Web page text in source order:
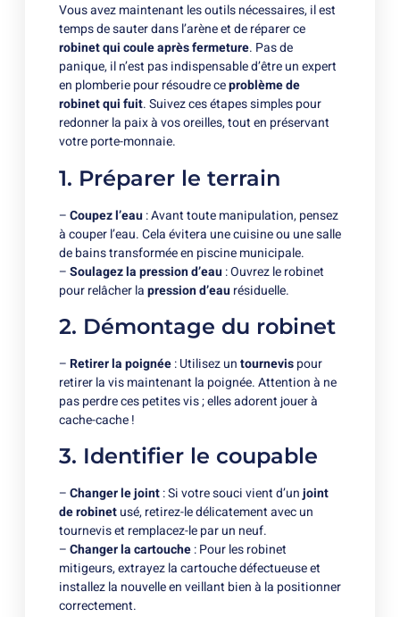
Vous avez maintenant les outils nécessaires, il est
temps de sauter dans l’arène et de réparer ce
robinet qui coule après fermeture. Pas de
panique, il n’est pas indispensable d’être un expert
en plomberie pour résoudre ceproblème de
robinet qui fuit. Suivez ces étapes simples pour
redonner la paix à vos oreilles, tout en préservant
votre porte-monnaie.
1. Préparer le terrain
–Coupez l’eau: Avant toute manipulation, pensez
à couper l’eau. Cela évitera une cuisine ou une salle
de bains transformée en piscine municipale.
–Soulagez la pression d’eau: Ouvrez le robinet
pour relâcher lapression d’eaurésiduelle.
2. Démontage du robinet
–Retirer la poignée: Utilisez untournevispour
retirer la vis maintenant la poignée. Attention à ne
pas perdre ces petites vis ; elles adorent jouer à
cache-cache !
3. Identifier le coupable
–Changer le joint: Si votre souci vient d’unjoint
de robinetusé, retirez-le délicatement avec un
tournevis et remplacez-le par un neuf.
–Changer la cartouche: Pour les robinet
mitigeurs, extrayez la cartouche défectueuse et
installez la nouvelle en veillant bien à la positionner
correctement.